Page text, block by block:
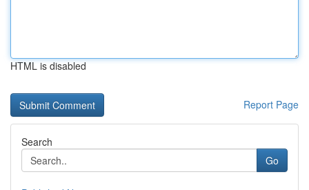
HTML is disabled
Report Page
Search
Go